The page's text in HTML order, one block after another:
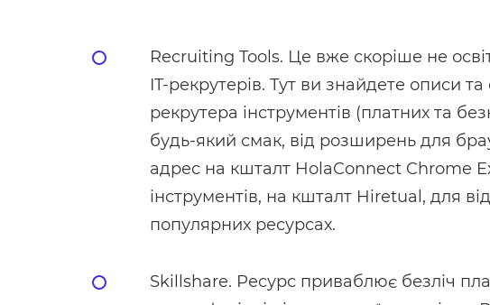
Recruiting Tools. Це вже скоріше не
IT-рекрутерів. Тут ви знайдете описи
рекрутера інструментів (платних та
будь-який смак, від розширень для
адрес на кшталт HolaConnect Chrome
інструментів, на кшталт Hiretual, для
популярних ресурсах.
Skillshare. Ресурс приваблює безліч